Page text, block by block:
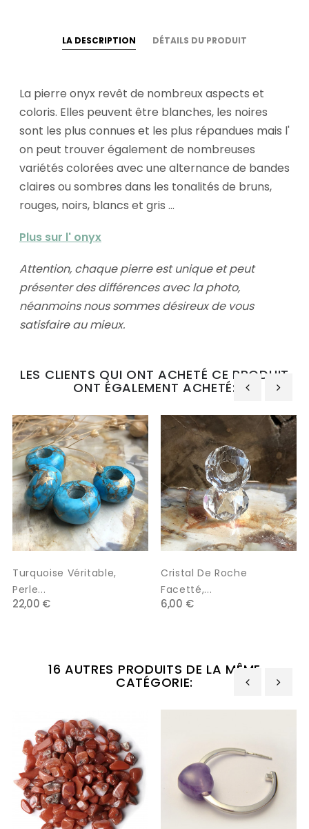
LA DESCRIPTION DÉTAILS DU PRODUIT
La pierre onyx revêt de nombreux aspects et
coloris. Elles peuvent être blanches, les noires
sont les plus connues et les plus répandues mais l'
on peut trouver également de nombreuses
variétés colorées avec une alternance de bandes
claires ou sombres dans les tonalités de bruns,
rouges, noirs, blancs et gris ...
Plus sur l' onyx
Attention, chaque pierre est unique et peut
présenter des différences avec la photo,
néanmoins nous sommes désireux de vous
satisfaire au mieux.
LES CLIENTS QUI ONT ACHETÉ CE PRODUIT
ONT ÉGALEMENT ACHETÉ:
Turquoise Véritable,
Perle...
22,00 €
Cristal De Roche
Facetté,...
6,00 €
‹ ›
16 AUTRES PRODUITS DE LA MÊME
CATÉGORIE:
‹ ›